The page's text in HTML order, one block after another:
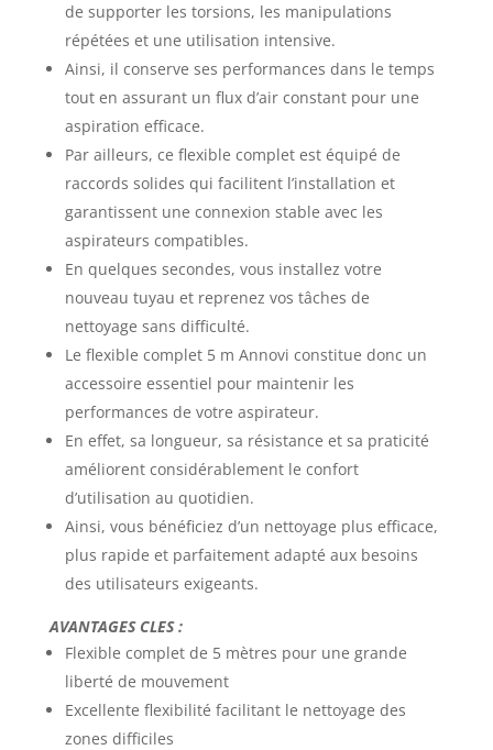
de supporter les torsions, les manipulations
répétées et une utilisation intensive.
Ainsi, il conserve ses performances dans le temps
tout en assurant un flux d’air constant pour une
aspiration efficace.
Par ailleurs, ce flexible complet est équipé de
raccords solides qui facilitent l’installation et
garantissent une connexion stable avec les
aspirateurs compatibles.
En quelques secondes, vous installez votre
nouveau tuyau et reprenez vos tâches de
nettoyage sans difficulté.
Le flexible complet 5 m Annovi constitue donc un
accessoire essentiel pour maintenir les
performances de votre aspirateur.
En effet, sa longueur, sa résistance et sa praticité
améliorent considérablement le confort
d’utilisation au quotidien.
Ainsi, vous bénéficiez d’un nettoyage plus efficace,
plus rapide et parfaitement adapté aux besoins
des utilisateurs exigeants.
AVANTAGES CLES :
Flexible complet de 5 mètres pour une grande
liberté de mouvement
Excellente flexibilité facilitant le nettoyage des
zones difficiles